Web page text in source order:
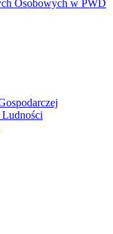
Osobowych w PWD